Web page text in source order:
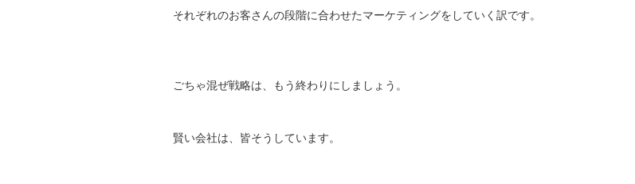
それぞれのお客さんの段階に合わせたマーケティングをしていく訳です。
ごちゃ混ぜ戦略は、もう終わりにしましょう。
賢い会社は、皆そうしています。